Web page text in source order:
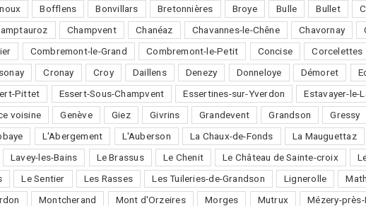
Bofflens Bonvillars Bretonnières Broye Bulle Bullet
Champvent Chanéaz Chavannes-le-Chêne Chavornay
Combremont-le-Grand Combremont-le-Petit Concise Corcelettes
Cronay Croy Daillens Denezy Donneloye Démoret
Pittet Essert-Sous-Champvent Essertines-sur-Yverdon Estavayer-le-
voisine Genève Giez Givrins Grandevent Grandson Gressy
L'Abergement L'Auberson La Chaux-de-Fonds La Mauguettaz
Lavey-les-Bains Le Brassus Le Chenit Le Château de Sainte-croix
Le Sentier Les Rasses Les Tuileries-de-Grandson Lignerolle
Montcherand Mont d'Orzeires Morges Mutrux Mézery-